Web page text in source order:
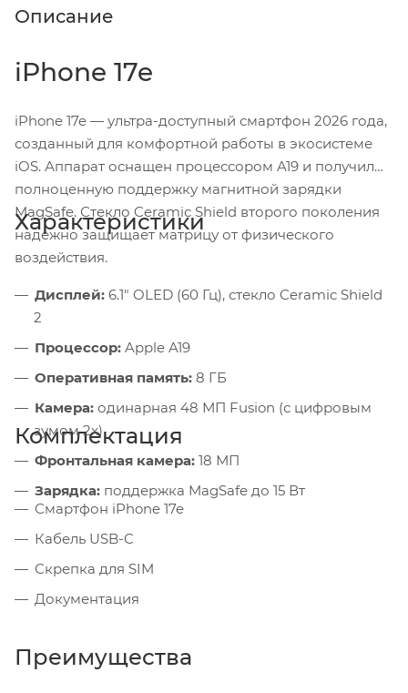
Описание
iPhone 17e
iPhone 17e — ультра-доступный смартфон 2026 года,
созданный для комфортной работы в экосистеме
iOS. Аппарат оснащен процессором A19 и получил
полноценную поддержку магнитной зарядки
MagSafe. Стекло Ceramic Shield второго поколения
надежно защищает матрицу от физического
воздействия.
Характеристики
Дисплей: 6.1" OLED (60 Гц), стекло Ceramic Shield
2
Процессор: Apple A19
Оперативная память: 8 ГБ
Камера: одинарная 48 МП Fusion (с цифровым
зумом 2x)
Фронтальная камера: 18 МП
Зарядка: поддержка MagSafe до 15 Вт
Комплектация
Смартфон iPhone 17e
Кабель USB-C
Скрепка для SIM
Документация
Преимущества